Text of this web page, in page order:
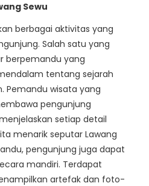
Sewu
berbagai aktivitas yang
Salah satu yang
berpemandu yang
tentang sejarah
Pemandu wisata yang
pengunjung
setiap detail
menarik seputar Lawang
pengunjung juga dapat
mandiri. Terdapat
artefak dan foto-